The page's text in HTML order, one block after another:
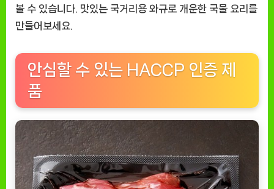
호
규
국
리
용
추
천
볼 수 있습니다. 맛있는 국거리용 와규로 개운한 국물 요리를
만들어보세요.
안심할 수 있는 HACCP 인증 제
품